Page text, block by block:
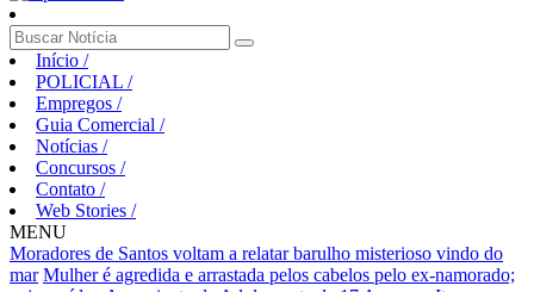
Início /
POLICIAL /
Empregos /
Guia Comercial /
Notícias /
Concursos /
Contato /
Web Stories /
MENU
Moradores de Santos voltam a relatar barulho misterioso vindo do
mar Mulher é agredida e arrastada pelos cabelos pelo ex-namorado;